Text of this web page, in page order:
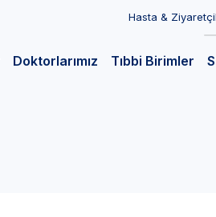
Hasta &
Doktorlarımız Tıbbi Birimler